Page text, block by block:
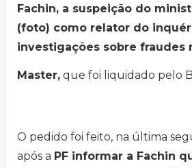
Fachin, a suspeição do
(foto) como relator do
investigações sobre fraudes
Master, que foi liquidado pelo
O pedido foi feito, na última
após a PF informar a Fachin